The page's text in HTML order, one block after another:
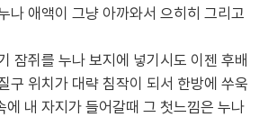
나 애액이 그냥 아까와서 으히히 그리고
잠쥐를 누나 보지에 넣기시도 이젠 후배
구 위치가 대략 침작이 되서 한방에 쑤욱
에 내 자지가 들어갈때 그 첫느낌은 누나